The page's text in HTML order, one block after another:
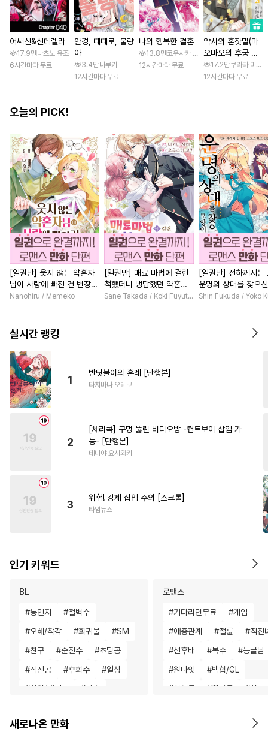
어쌔신&신데렐라
17.9만나츠노 유조
6시간마다 무료
안경, 때때로, 불량
아
3.4만나루키
12시간마다 무료
나의 행복한 결혼
13.8만코우사카 리토 / 아기토기 아쿠미
12시간마다 무료
약사의 혼잣말(마
오마오의 후궁 수
수께끼 풀이수첩)
17.2만쿠라타 미노
12시간마다 무료
오늘의 PICK!
[일권만] 웃지 않는 약혼자
님이 사랑에 빠진 건 변장한
저인 것 같습니다 [단행본]
Nanohiru / Memeko
[일권만] 매료 마법에 걸린
척했더니 냉담했던 약혼자
가 맹목적인 사랑꾼이 되었
Sane Takada / Koki Fuyutsuki
[일권만] 전하께서는
운명의 상대를 찾으
이네요 (웃음) [단행
Shin Fukuda / Yoko
실시간 랭킹
1
반딧불이의 혼례 [단행본]
타치바나 오레코
2
[체리콕] 구멍 뚫린 비디오방 -컨트보이 삽입 가
능- [단행본]
테니야 요시와키
3
위험! 강제 삽입 주의 [스크롤]
타임뉴스
인기 키워드
BL
#동인지 #철벽수
#오해/착각 #회귀물 #SM
#친구 #순진수 #초딩공
#직진공 #후회수 #일상
#학원/캠퍼스 #강수
#유사근친
로맨스
#기다리면무료 #게임
#애증관계 #절륜 #직진
#선후배 #복수 #능글남
#원나잇 #백합/GL
#환생물 #힐링물 #친구
새로나온 만화